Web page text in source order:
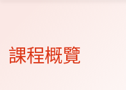
課程概覽